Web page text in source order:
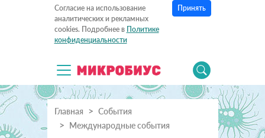
Согласие на использование
аналитических и рекламных
cookies. Подробнее в Политике
конфиденциальности
Принять
Главная
События
Международные события